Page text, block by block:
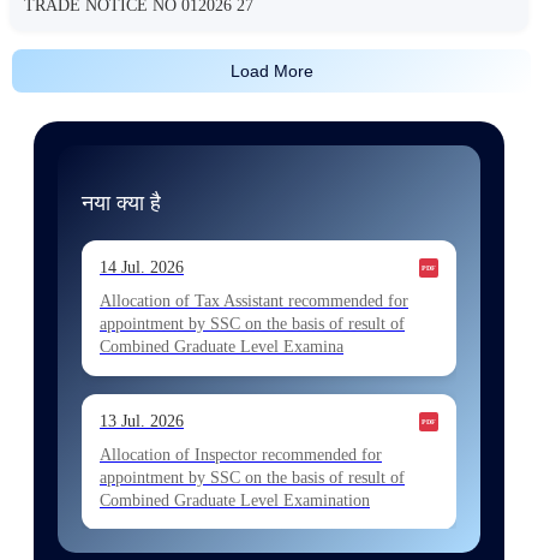
TRADE NOTICE NO 012026 27
Load More
नया क्या है
14 Jul. 2026
Allocation of Tax Assistant recommended for
appointment by SSC on the basis of result of
Combined Graduate Level Examina
13 Jul. 2026
Allocation of Inspector recommended for
appointment by SSC on the basis of result of
Combined Graduate Level Examination